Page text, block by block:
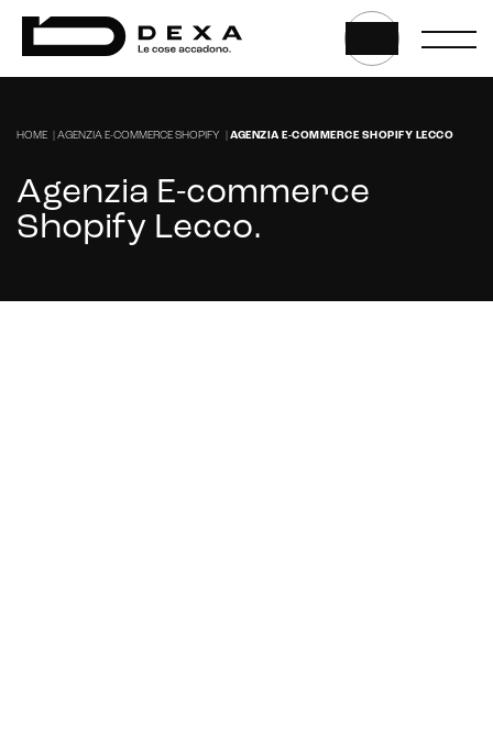
E-commerce solutions
HOME AGENZIA E-COMMERCE SHOPIFY AGENZIA E-COMMERCE SHOPIFY LECCO
Agenzia E-commerce
Shopify Lecco.